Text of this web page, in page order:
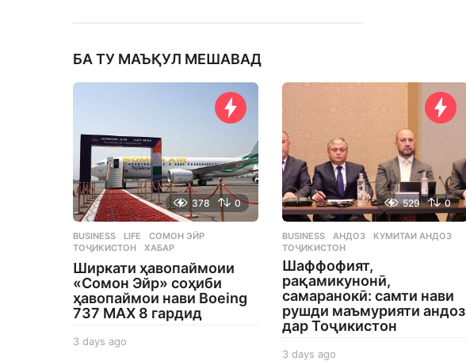
БА ТУ МАЪҚУЛ МЕШАВАД
378 0
BUSINESS ,LIFE СОМОН ЭЙР
ТОҶИКИСТОН
,ХАБАР
Ширкати ҳавопаймоии
«Сомон Эйр» соҳиби
ҳавопаймои нави Boeing
737 MAX 8 гардид
3 days ago
529 0
BUSINESS АНДОЗ ,КУМИТАИ АНДОЗ
ТОҶИКИСТОН
Шаффофият,
рақамикунонӣ,
самаранокӣ: самти нави
рушди маъмурияти андоз
дар Тоҷикистон
3 days ago